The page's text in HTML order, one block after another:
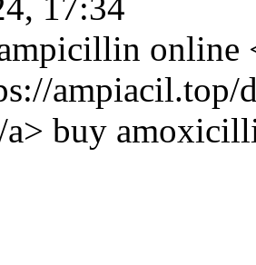
online
ampiacil.top/
a> buy